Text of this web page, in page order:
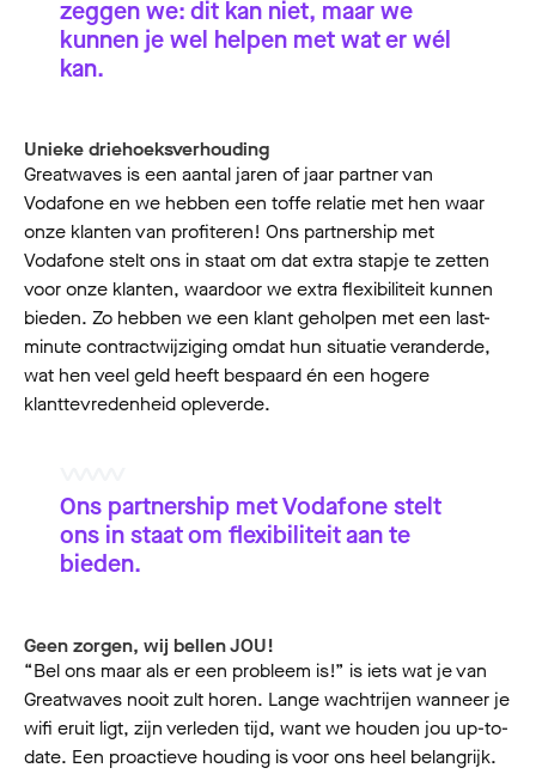
zeggen we: dit kan niet, maar we
kunnen je wel helpen met wat er wél
kan.
Unieke driehoeksverhouding
Greatwaves is een aantal jaren of jaar partner van
Vodafone en we hebben een toffe relatie met hen waar
onze klanten van profiteren! Ons partnership met
Vodafone stelt ons in staat om dat extra stapje te zetten
voor onze klanten, waardoor we extra flexibiliteit kunnen
bieden. Zo hebben we een klant geholpen met een last-
minute contractwijziging omdat hun situatie veranderde,
wat hen veel geld heeft bespaard én een hogere
klanttevredenheid opleverde.
Ons partnership met Vodafone stelt
ons in staat om flexibiliteit aan te
bieden.
Geen zorgen, wij bellen JOU!
“Bel ons maar als er een probleem is!” is iets wat je van
Greatwaves nooit zult horen. Lange wachtrijen wanneer je
wifi eruit ligt, zijn verleden tijd, want we houden jou up-to-
date. Een proactieve houding is voor ons heel belangrijk.